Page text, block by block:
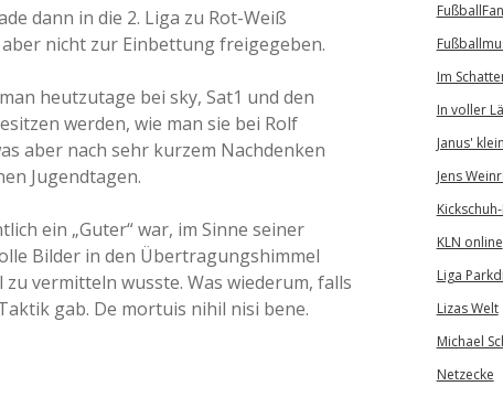
dann in die 2. Liga zu Rot-Weiß
aber nicht zur Einbettung freigegeben.
heutzutage bei sky, Sat1 und den
werden, wie man sie bei Rolf
aber nach sehr kurzem Nachdenken
Jugendtagen.
ein „Guter“ war, im Sinne seiner
Bilder in den Übertragungshimmel
vermitteln wusste. Was wiederum, falls
gab. De mortuis nihil nisi bene.
Im
In voller
Janus'
Jens
KLN online
Liga
Lizas Welt
Michael
Netzecke